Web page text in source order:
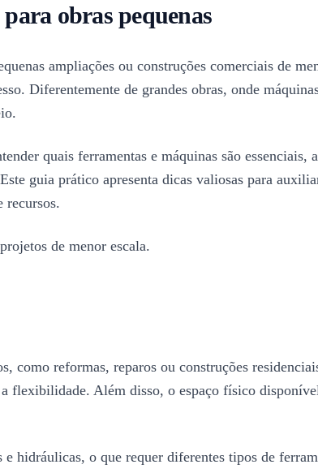
obras pequenas
ampliações ou construções comerciais de
Diferentemente de grandes obras, onde
quais ferramentas e máquinas são essenciais,
guia prático apresenta dicas valiosas para
recursos.
de menor escala.
como reformas, reparos ou construções
flexibilidade. Além disso, o espaço físico
hidráulicas, o que requer diferentes tipos de